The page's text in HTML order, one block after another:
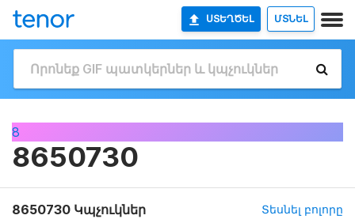
ՍՏԵՂԾԵԼ ՄՏՆԵԼ
8
8650730
8650730 Կպչուկներ Տեսնել բոլորը